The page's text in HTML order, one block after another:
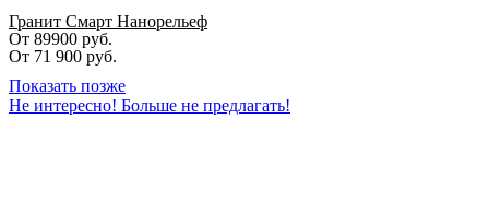
Гранит Смарт Нанорельеф
От 89900 руб.
От 71 900 руб.
Показать позже
Не интересно! Больше не предлагать!